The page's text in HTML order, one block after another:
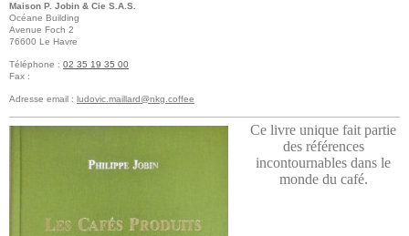
Maison P. Jobin & Cie S.A.S.
Océane Building
Avenue Foch 2
76600 Le Havre
Téléphone : 02 35 19 35 00
Fax :
Adresse email : ludovic.maillard@nkg.coffee
Ce livre unique fait partie
des références
incontournables dans le
monde du café.